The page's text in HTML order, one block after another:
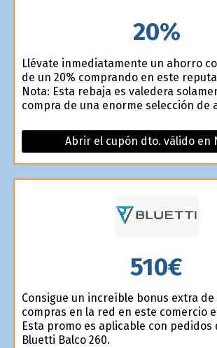
20%
Llévate inmediatamente un ahorro
de un 20% comprando en este
Nota: Esta rebaja es valedera
compra de una enorme selección de
Abrir el cupón dto. válido en
510€
Consigue un increíble bonus extra de
compras en la red en este comercio
Esta promo es aplicable con pedidos
Bluetti Balco 260.